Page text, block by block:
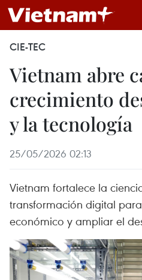
CIE-TEC
Vietnam abre
crecimiento
y la tecnología
25/05/2026 02:13
Vietnam fortalece la
transformación digital
económico y ampliar el